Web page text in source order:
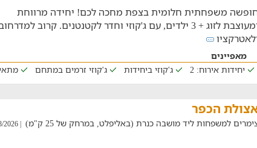
משפחתית חלומית בצפת מחכה לכם! יחידה מרווחת
ומעוצבת לזוג + 3 ילדים, עם ג'קוזי וחדר לקטנטנים. קרוב
מאפיינים
יחידות אירוח: 2
ג'קוזי ביחידות ג'קוזי זרמים במתחם
הכפר
למשפחות ליד מושבה כנרת (באליפלט, במרחק של 25 ק"מ) | 04/08/2026